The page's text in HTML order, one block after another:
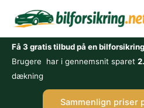
Få 3 gratis tilbud på en
Brugere har i gennemsnit sparet
dækning
Sammenlign priser